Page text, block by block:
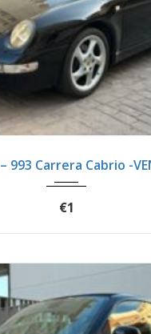
– 993 Carrera Cabrio -
€1